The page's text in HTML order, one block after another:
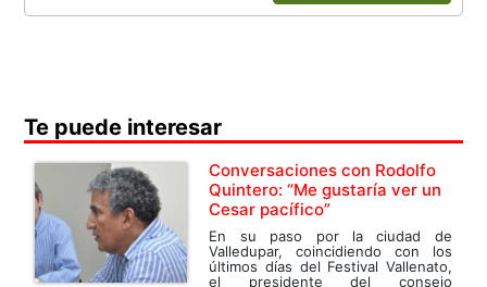
Te puede interesar
Conversaciones con Rodolfo
Quintero: “Me gustaría ver un
Cesar pacífico”
En su paso por la ciudad de
Valledupar, coincidiendo con los
últimos días del Festival Vallenato,
el presidente del consejo